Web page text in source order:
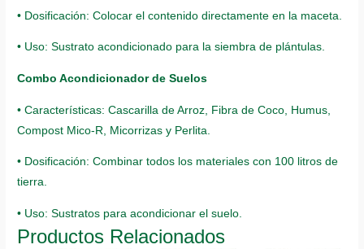
• Dosificación: Colocar el contenido directamente en la maceta.
• Uso: Sustrato acondicionado para la siembra de plántulas.
Combo Acondicionador de Suelos
• Características: Cascarilla de Arroz, Fibra de Coco, Humus,
Compost Mico-R, Micorrizas y Perlita.
• Dosificación: Combinar todos los materiales con 100 litros de
tierra.
• Uso: Sustratos para acondicionar el suelo.
Productos Relacionados